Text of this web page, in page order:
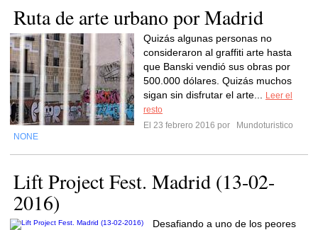
Ruta de arte urbano por Madrid
Quizás algunas personas no
consideraron al graffiti arte hasta
que Banski vendió sus obras por
500.000 dólares. Quizás muchos
sigan sin disfrutar el arte...
Leer el
resto
El 23 febrero 2016 por
Mundoturistico
NONE
Lift Project Fest. Madrid (13-02-
2016)
Desafiando a uno de los peores